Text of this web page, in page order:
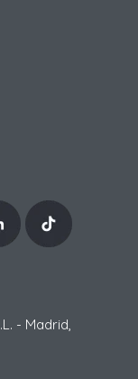
- Madrid,